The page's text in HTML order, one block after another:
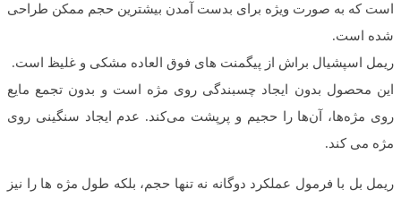
است که به صورت ویژه برای بدست آمدن بیشترین حجم ممکن طراحی
شده است.
ریمل اسپشیال براش از پیگمنت های فوق العاده مشکی و غلیظ است.
این محصول بدون ایجاد چسبندگی روی مژه است و بدون تجمع مایع
روی مژه‌ها، آن‌ها را حجیم و پرپشت می‌کند. عدم ایجاد سنگینی روی
مژه می کند.
ریمل بل با فرمول عملکرد دوگانه نه تنها حجم، بلکه طول مژه ها را نیز